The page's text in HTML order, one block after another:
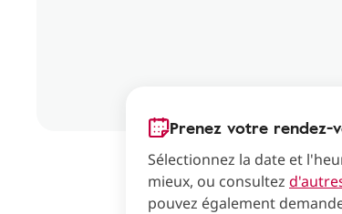
Prenez votre rendez-
Sélectionnez la date et
mieux, ou consultez
pouvez également